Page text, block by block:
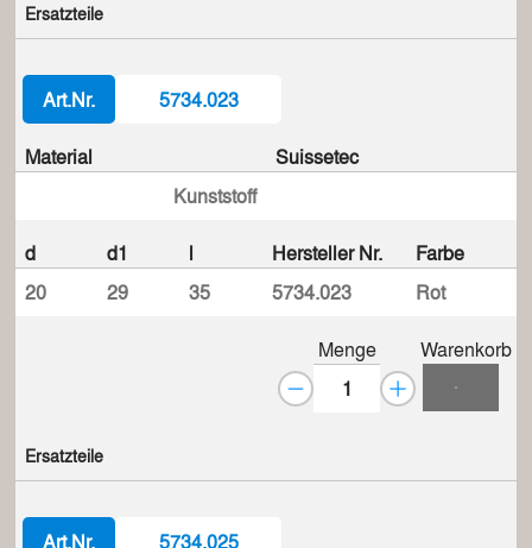
Ersatzteile
Art.Nr. 5734.023
Material
Kunststoff
Suissetec
d d1 l Hersteller Nr.
Farbe
20
29 35 5734.023 Rot
Menge Warenkorb
Ersatzteile
Art.Nr. 5734.025